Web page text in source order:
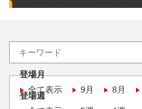
登場月
全て表示
9月 8月
登場週